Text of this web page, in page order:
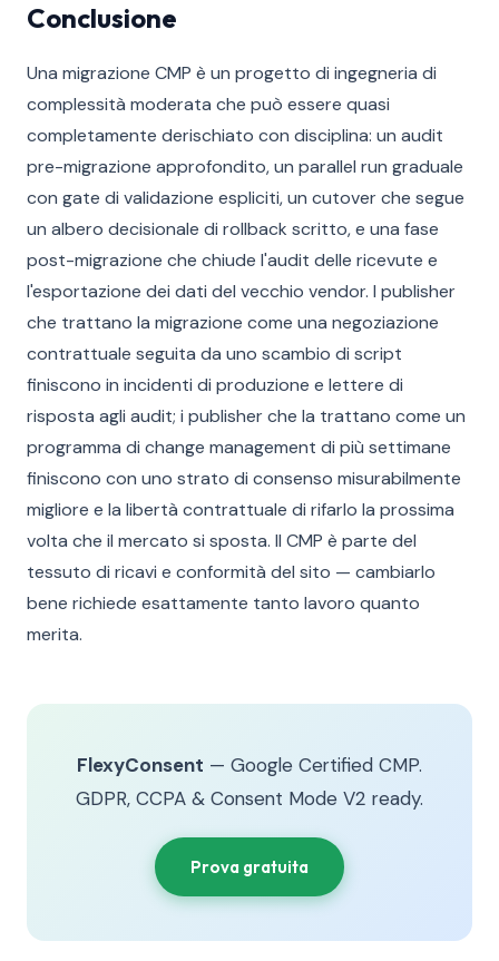
Conclusione
Una migrazione CMP è un progetto di ingegneria di
complessità moderata che può essere quasi
completamente derischiato con disciplina: un audit
pre-migrazione approfondito, un parallel run graduale
con gate di validazione espliciti, un cutover che segue
un albero decisionale di rollback scritto, e una fase
post-migrazione che chiude l'audit delle ricevute e
l'esportazione dei dati del vecchio vendor. I publisher
che trattano la migrazione come una negoziazione
contrattuale seguita da uno scambio di script
finiscono in incidenti di produzione e lettere di
risposta agli audit; i publisher che la trattano come un
programma di change management di più settimane
finiscono con uno strato di consenso misurabilmente
migliore e la libertà contrattuale di rifarlo la prossima
volta che il mercato si sposta. Il CMP è parte del
tessuto di ricavi e conformità del sito — cambiarlo
bene richiede esattamente tanto lavoro quanto
merita.
FlexyConsent — Google Certified CMP.
GDPR, CCPA & Consent Mode V2 ready.
Prova gratuita